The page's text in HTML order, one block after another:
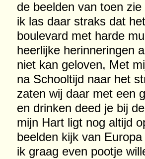
de beelden van toen
ik las daar straks dat
boulevard met harde
heerlijke herinneringen
niet kan geloven, Met
na Schooltijd naar het
zaten wij daar met een
en drinken deed je bij
mijn Hart ligt nog altijd
beelden kijk van
ik graag even pootje